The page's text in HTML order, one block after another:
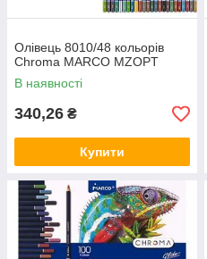
Олівець 8010/48 кольорів
Chroma MARCO MZOPT
В наявності
340,26 ₴
Купити